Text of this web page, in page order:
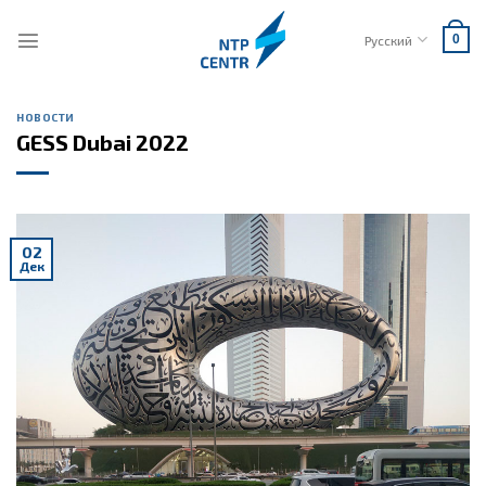
Русский 0
НОВОСТИ
GESS Dubai 2022
02
Дек